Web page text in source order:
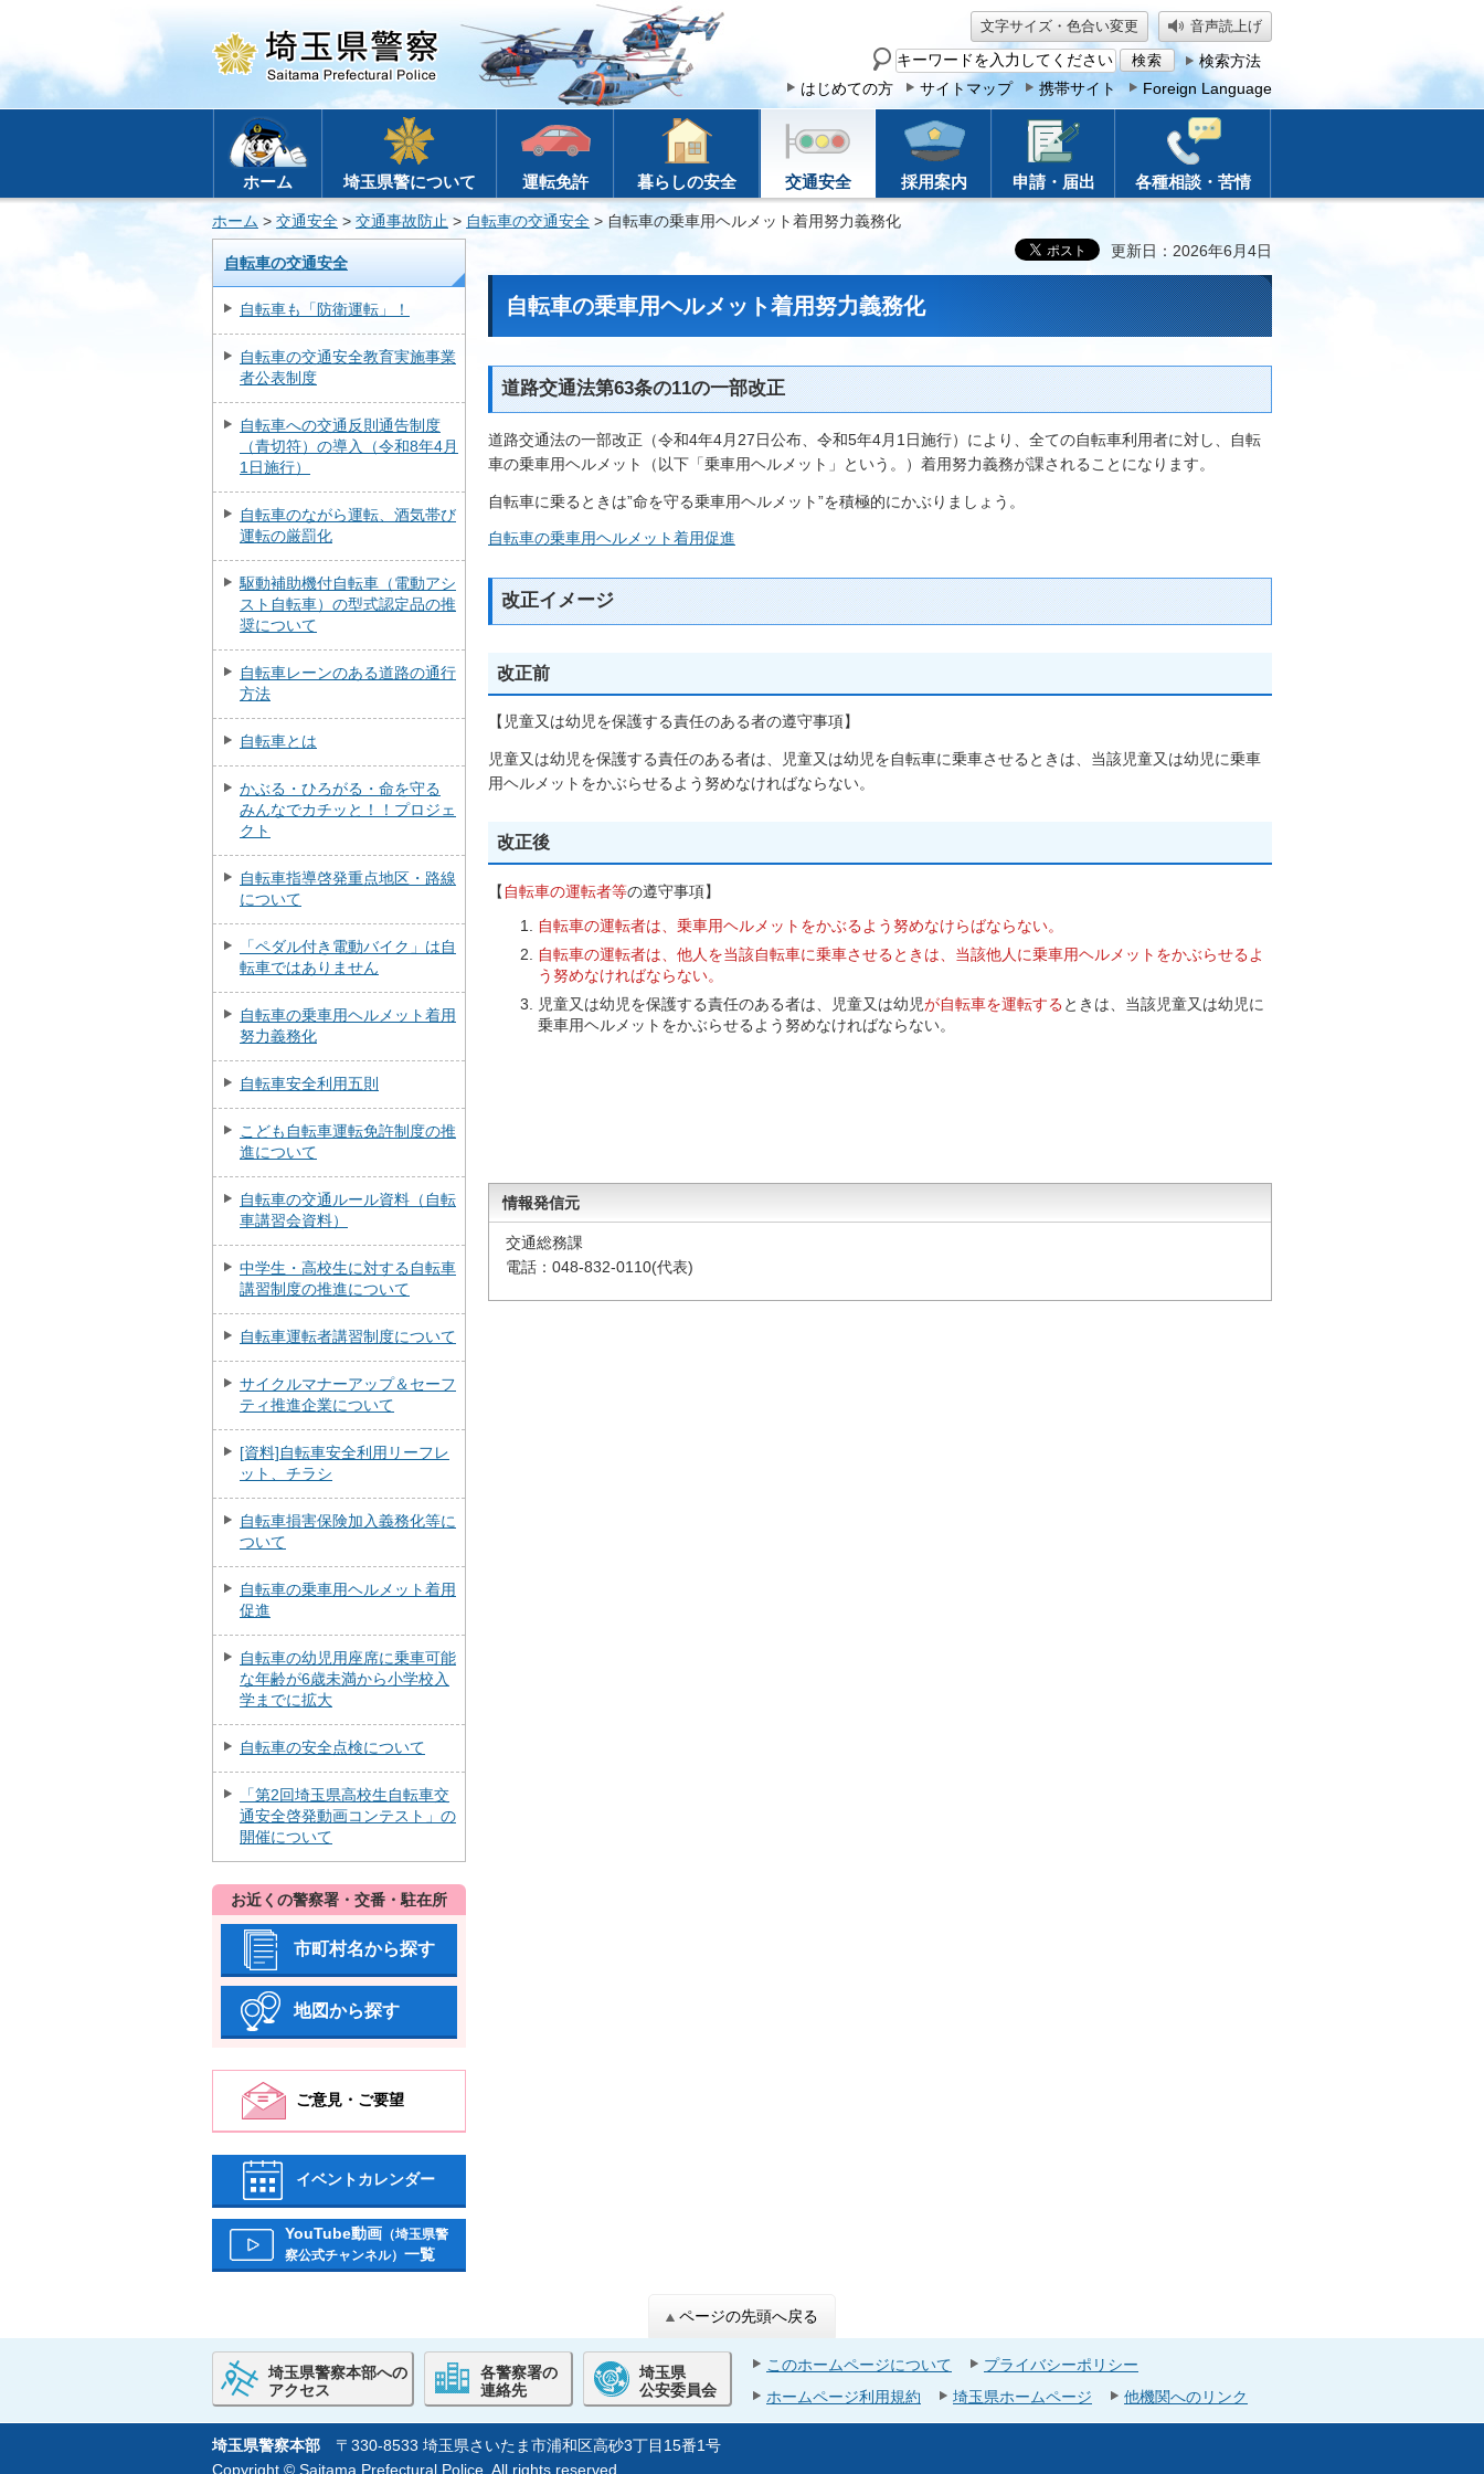
文字サイズ・色合い変更 音声読上げ
サ
イ
ト
検索方法
はじめての方
サイトマップ 携帯サイト Foreign Language
ホーム 埼玉県警について 運転免許 暮らしの安全 交通安全 採用案内 申請・届出 各種相談・苦情
ホーム > 交通安全 > 交通事故防止 > 自転車の交通安全 > 自転車の乗車用ヘルメット着用努力義務化
自転車の交通安全
自転車も「防衛運転」！
自転車の交通安全教育実施事業
者公表制度
自転車への交通反則通告制度
（青切符）の導入（令和8年4月
1日施行）
自転車のながら運転、酒気帯び
運転の厳罰化
駆動補助機付自転車（電動アシ
スト自転車）の型式認定品の推
奨について
自転車レーンのある道路の通行
方法
自転車とは
かぶる・ひろがる・命を守る
みんなでカチッと！！プロジェ
クト
自転車指導啓発重点地区・路線
について
「ペダル付き電動バイク」は自
転車ではありません
自転車の乗車用ヘルメット着用
努力義務化
自転車安全利用五則
こども自転車運転免許制度の推
進について
自転車の交通ルール資料（自転
車講習会資料）
中学生・高校生に対する自転車
講習制度の推進について
自転車運転者講習制度について
サイクルマナーアップ＆セーフ
ティ推進企業について
[資料]自転車安全利用リーフレ
ット、チラシ
自転車損害保険加入義務化等に
ついて
自転車の乗車用ヘルメット着用
促進
自転車の幼児用座席に乗車可能
な年齢が6歳未満から小学校入
学までに拡大
自転車の安全点検について
「第2回埼玉県高校生自転車交
通安全啓発動画コンテスト」の
開催について
お近くの警察署・交番・駐在所
市町村名から探す
地図から探す
ご意見・ご要望
イベントカレンダー
YouTube動画 （埼玉県警
察公式チャンネル） 一覧
更新日：2026年6月4日
自転車の乗車用ヘルメット着用努力義務化
道路交通法第63条の11の一部改正
道路交通法の一部改正（令和4年4月27日公布、令和5年4月1日施行）により、全ての自転車利用者に対し、自転
車の乗車用ヘルメット（以下「乗車用ヘルメット」という。）着用努力義務が課されることになります。
自転車に乗るときは”命を守る乗車用ヘルメット”を積極的にかぶりましょう。
自転車の乗車用ヘルメット着用促進
改正イメージ
改正前
【児童又は幼児を保護する責任のある者の遵守事項】
児童又は幼児を保護する責任のある者は、児童又は幼児を自転車に乗車させるときは、当該児童又は幼児に乗車
用ヘルメットをかぶらせるよう努めなければならない。
改正後
【 自転車の運転者等の遵守事項】
自転車の運転者は、乗車用ヘルメットをかぶるよう努めなけらばならない。
自転車の運転者は、他人を当該自転車に乗車させるときは、当該他人に乗車用ヘルメットをかぶらせるよ
う努めなければならない。
児童又は幼児を保護する責任のある者は、児童又は幼児が自転車を運転する ときは、当該児童又は幼児に
乗車用ヘルメットをかぶらせるよう努めなければならない。
情報発信元
交通総務課
電話：048-832-0110(代表)
ページの先頭へ戻る
埼玉県警察本部への
アクセス
各警察署の
連絡先
埼玉県
公安委員会
このホームページについて
プライバシーポリシー
ホームページ利用規約
埼玉県ホームページ 他機関へのリンク
埼玉県警察本部
〒330-8533 埼玉県さいたま市浦和区高砂3丁目15番1号
Copyright © Saitama Prefectural Police. All rights reserved.